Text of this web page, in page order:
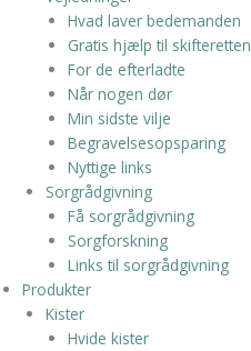
Hvad laver bedemanden
Gratis hjælp til skifteretten
For de efterladte
Når nogen dør
Min sidste vilje
Begravelsesopsparing
Nyttige links
Sorgrådgivning
Få sorgrådgivning
Sorgforskning
Links til sorgrådgivning
Produkter
Kister
Hvide kister